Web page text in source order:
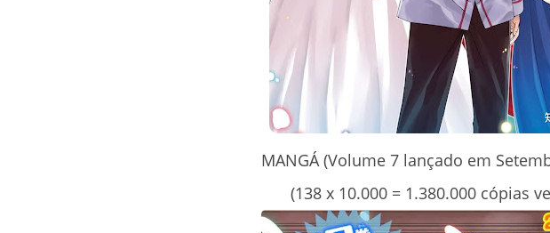
MANGÁ (Volume 7 lançado em
(138 x 10.000 = 1.380.000 cópias